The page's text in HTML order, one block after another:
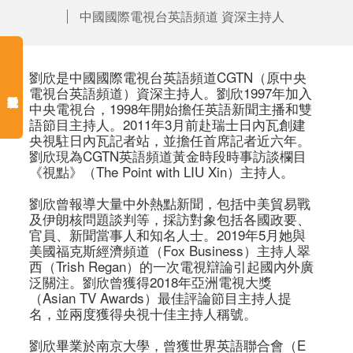
中國國際電視台英語頻道 資深主持人
劉欣是中國國際電視台英語頻道CGTN（原中央
電視台英語頻道）資深主持人。劉欣1997年加入
中央電視台，1998年開始擔任英語新聞主播和雙
語節目主持人。2011年3月前赴瑞士日內瓦創建
央視駐日內瓦記者站，並擔任首席記者近六年。
劉欣現為CGTN英語頻道黃金時段時事訪談欄目
《視點》（The Point with LIU Xin）主持人。
劉欣曾報導大量中外熱點新聞，包括中美貿易戰
及伊朗核問題談判等，採訪對象包括各國政要、
官員、新聞當事人和知名人士。2019年5月她與
美國福克斯經濟頻道（Fox Business）主持人翠
西（Trish Regan）的一次電視辯論引起國內外廣
泛關注。劉欣曾獲得2018年亞洲電視大獎
（Asian TV Awards）最佳評論節目主持人提
名，並兩度獲得央視十佳主持人稱號。
劉欣畢業於南京大學，曾獲世界英語聯合會（E